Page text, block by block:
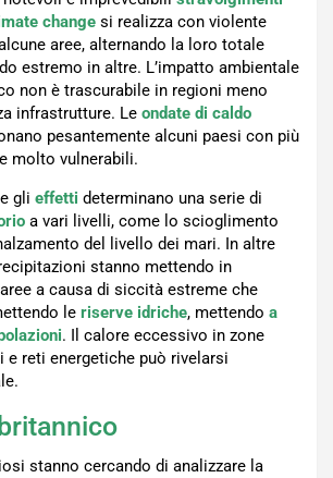
change si realizza con violente
aree, alternando la loro totale
estremo in altre. L’impatto ambientale
non è trascurabile in regioni meno
infrastrutture. Le ondate di caldo
pesantemente alcuni paesi con più
molto vulnerabili.
gli effetti determinano una serie di
a vari livelli, come lo scioglimento
del livello dei mari. In altre
stanno mettendo in
a causa di siccità estreme che
le riserve idriche, mettendo a
. Il calore eccessivo in zone
e reti energetiche può rivelarsi
stanno cercando di analizzare la